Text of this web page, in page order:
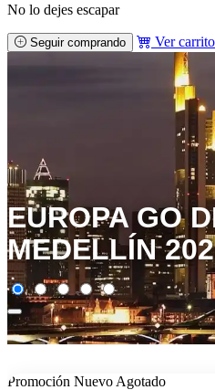
No lo dejes escapar
Seguir comprando Ver carrito
EUROPA GO
MEDELLÍN
Promoción Nuevo Agotado